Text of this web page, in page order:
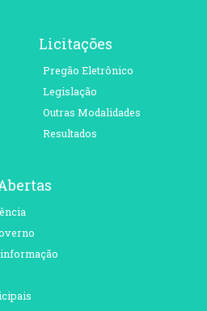
Licitações
Pregão Eletrônico
Legislação
Outras Modalidades
Resultados